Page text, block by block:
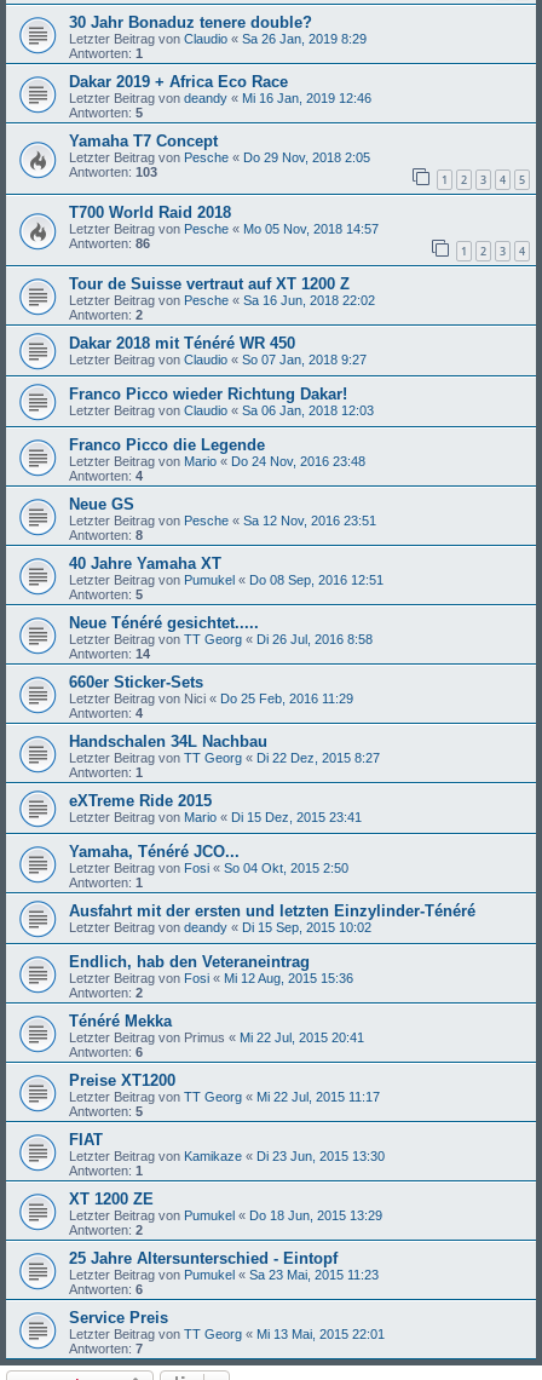
30 Jahr Bonaduz tenere double?
Letzter Beitrag von Claudio « Sa 26 Jan, 2019 8:29
Antworten: 1
Dakar 2019 + Africa Eco Race
Letzter Beitrag von deandy « Mi 16 Jan, 2019 12:46
Antworten: 5
Yamaha T7 Concept
Letzter Beitrag von Pesche « Do 29 Nov, 2018 2:05
Antworten: 103 1 2 3 4 5
T700 World Raid 2018
Letzter Beitrag von Pesche « Mo 05 Nov, 2018 14:57
Antworten: 86 1 2 3 4
Tour de Suisse vertraut auf XT 1200 Z
Letzter Beitrag von Pesche « Sa 16 Jun, 2018 22:02
Antworten: 2
Dakar 2018 mit Ténéré WR 450
Letzter Beitrag von Claudio « So 07 Jan, 2018 9:27
Franco Picco wieder Richtung Dakar!
Letzter Beitrag von Claudio « Sa 06 Jan, 2018 12:03
Franco Picco die Legende
Letzter Beitrag von Mario « Do 24 Nov, 2016 23:48
Antworten: 4
Neue GS
Letzter Beitrag von Pesche « Sa 12 Nov, 2016 23:51
Antworten: 8
40 Jahre Yamaha XT
Letzter Beitrag von Pumukel « Do 08 Sep, 2016 12:51
Antworten: 5
Neue Ténéré gesichtet.....
Letzter Beitrag von TT Georg « Di 26 Jul, 2016 8:58
Antworten: 14
660er Sticker-Sets
Letzter Beitrag von Nici « Do 25 Feb, 2016 11:29
Antworten: 4
Handschalen 34L Nachbau
Letzter Beitrag von TT Georg « Di 22 Dez, 2015 8:27
Antworten: 1
eXTreme Ride 2015
Letzter Beitrag von Mario « Di 15 Dez, 2015 23:41
Yamaha, Ténéré JCO...
Letzter Beitrag von Fosi « So 04 Okt, 2015 2:50
Antworten: 1
Ausfahrt mit der ersten und letzten Einzylinder-Ténéré
Letzter Beitrag von deandy « Di 15 Sep, 2015 10:02
Endlich, hab den Veteraneintrag
Letzter Beitrag von Fosi « Mi 12 Aug, 2015 15:36
Antworten: 2
Ténéré Mekka
Letzter Beitrag von Primus « Mi 22 Jul, 2015 20:41
Antworten: 6
Preise XT1200
Letzter Beitrag von TT Georg « Mi 22 Jul, 2015 11:17
Antworten: 5
FIAT
Letzter Beitrag von Kamikaze « Di 23 Jun, 2015 13:30
Antworten: 1
XT 1200 ZE
Letzter Beitrag von Pumukel « Do 18 Jun, 2015 13:29
Antworten: 2
25 Jahre Altersunterschied - Eintopf
Letzter Beitrag von Pumukel « Sa 23 Mai, 2015 11:23
Antworten: 6
Service Preis
Letzter Beitrag von TT Georg « Mi 13 Mai, 2015 22:01
Antworten: 7